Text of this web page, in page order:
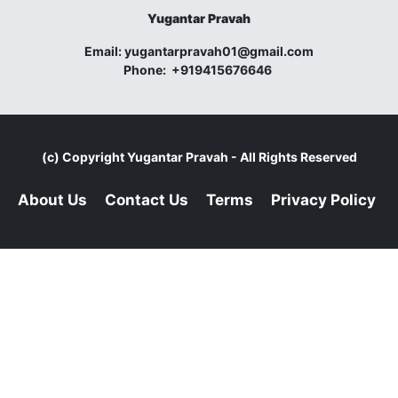
Yugantar Pravah
Email:yugantarpravah01@gmail.com
Phone: +919415676646
(c) CopyrightYugantar Pravah - All Rights Reserved
About Us Contact Us Terms Privacy Policy